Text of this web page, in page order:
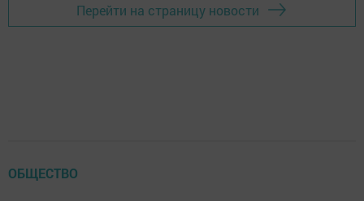
Перейти на страницу новости
ОБЩЕСТВО